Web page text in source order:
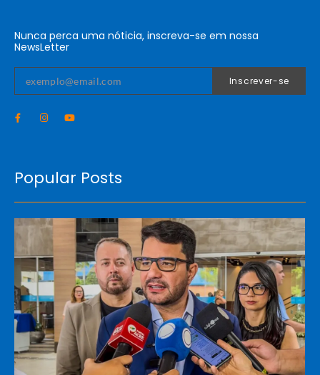
Nunca perca uma nóticia, inscreva-se em nossa
NewsLetter
Inscrever-se
Popular Posts